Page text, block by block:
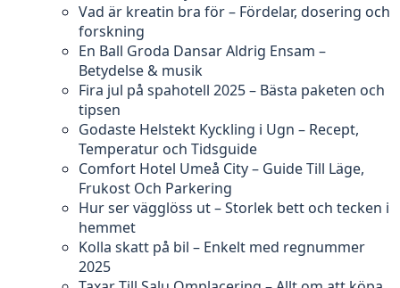
Vad är kreatin bra för – Fördelar, dosering och
forskning
En Ball Groda Dansar Aldrig Ensam –
Betydelse & musik
Fira jul på spahotell 2025 – Bästa paketen och
tipsen
Godaste Helstekt Kyckling i Ugn – Recept,
Temperatur och Tidsguide
Comfort Hotel Umeå City – Guide Till Läge,
Frukost Och Parkering
Hur ser vägglöss ut – Storlek bett och tecken i
hemmet
Kolla skatt på bil – Enkelt med regnummer
2025